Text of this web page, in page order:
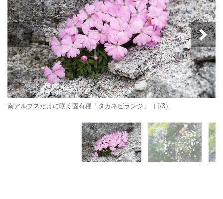
南アルプスだけに咲く固有種「タカネビランジ」（1/3）